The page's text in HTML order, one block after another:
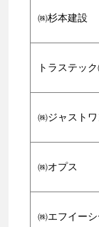
㈱杉本建設
トラステッ
㈱ジャストワ
㈱オプス
㈱エフイーシ